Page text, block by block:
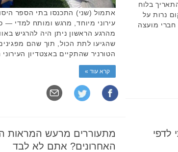
אתמול (שני) התכנסו בתי הספר
עירוני מיוחד, מרגש ומותח למדי —
מהרגע הראשון ניתן היה להרגיש
שהגיעו לתת הכול, תוך שהם
הטורניר שהתקיים באצטדיון
קרא עוד »
בלוח
במקום נרות על
חברי מועצה
מתעוררים מרעש המראות
האחרונים? אתם לא לבד
לדפי